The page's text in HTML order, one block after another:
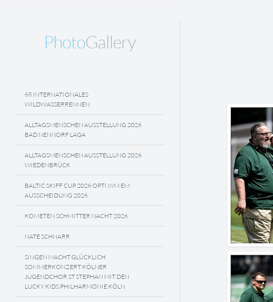
PhotoGallery
68 INTERNATIONALES
WILDWASSERRENNEN
ALLTAGSMENSCHEN AUSSTELLUNG 2026
BAD NENNORF LAGA
ALLTAGSMENSCHEN AUSSTELLUNG 2026
WIEDENBRÜCK
BALTIC SKIFF CUP 2026 OPTI WM EM
AUSSCHEIDUNG 2026
KOMETEN SCHMITTER NACHT 2026
NATE SCHNARR
SINGEN MACHT GLÜCKLICH
SOMMERKONZERT KÖLNER
JUGENDCHOR ST STEPHAN MIT DEN
LUCKY KIDS PHILHARMONIE KÖLN